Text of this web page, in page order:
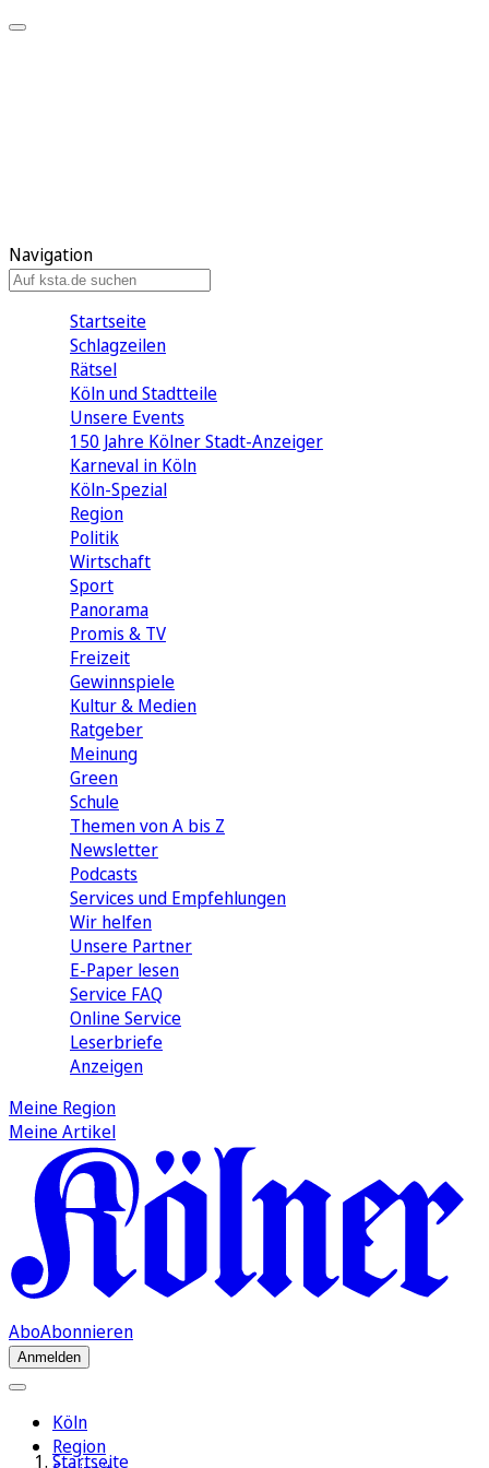
Navigation
Startseite
Schlagzeilen
Rätsel
Köln und Stadtteile
Unsere Events
150 Jahre Kölner Stadt-Anzeiger
Karneval in Köln
Köln-Spezial
Region
Politik
Wirtschaft
Sport
Panorama
Promis & TV
Freizeit
Gewinnspiele
Kultur & Medien
Ratgeber
Meinung
Green
Schule
Themen von A bis Z
Newsletter
Podcasts
Services und Empfehlungen
Wir helfen
Unsere Partner
E-Paper lesen
Service FAQ
Online Service
Leserbriefe
Anzeigen
Meine Region
Meine Artikel
AboAbonnieren
Anmelden
Köln
Region
Startseite